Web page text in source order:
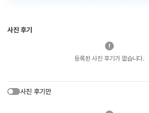
사진 후기
등록된 사진 후기가 없습니다.
사진 후기만